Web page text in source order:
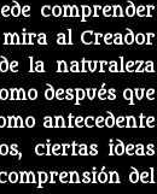
comprender
al Creador
la naturaleza
después que
antecedente
ciertas ideas
del